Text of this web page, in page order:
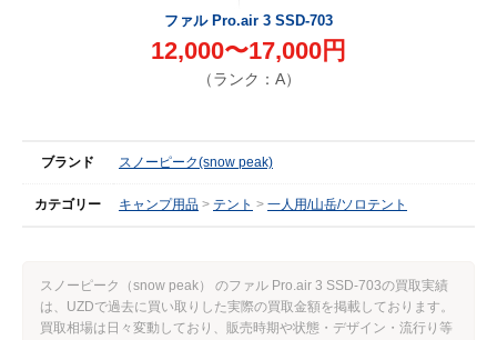
ファル Pro.air 3 SSD-703
12,000〜17,000円
（ランク：A）
ブランド スノーピーク(snow peak)
カテゴリー キャンプ用品 テント 一人用/山岳/ソロテント
スノーピーク（snow peak） のファル Pro.air 3 SSD-703の買取実績
は、UZDで過去に買い取りした実際の買取金額を掲載しております。
買取相場は日々変動しており、販売時期や状態・デザイン・流行り等